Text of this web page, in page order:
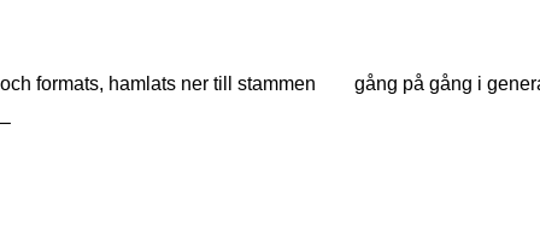
och formats, hamlats ner till stammen gång på gång i
–